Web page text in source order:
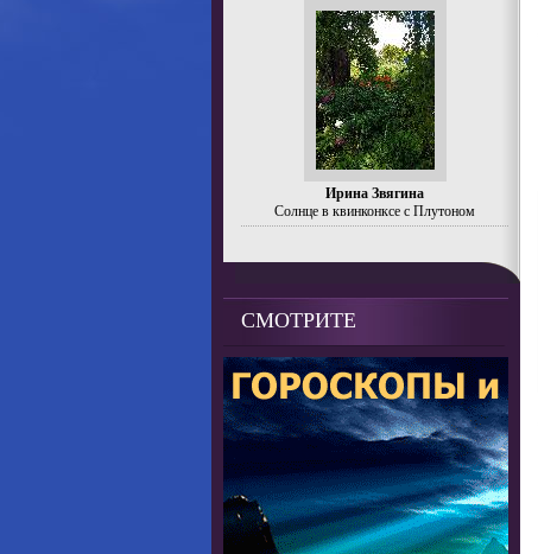
Ирина Звягина
Солнце в квинконксе с Плутоном
СМОТРИТЕ